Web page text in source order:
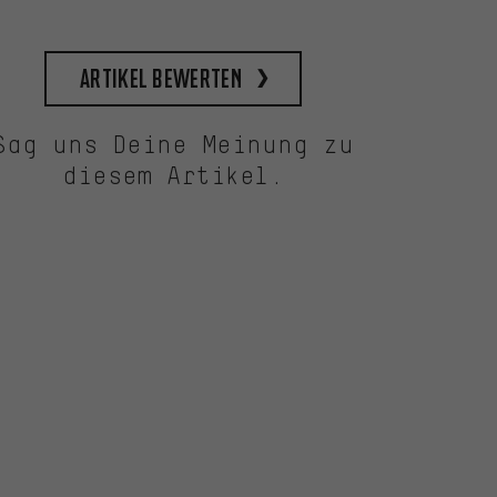
Artikel bewerten
uns Deine Meinung zu
diesem Artikel.